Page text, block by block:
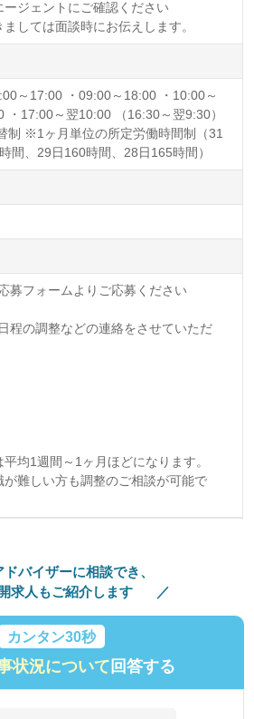
ジェントにご確認ください
しては面談時にお伝えします。
～17:00 ・09:00～18:00 ・10:00～
・17:00～翌10:00 （16:30～翌9:30）
制 ※1ヶ月単位の所定労働時間制（31
間、29日160時間、28日165時間）
募フォームよりご応募ください
程の調整などの連絡をさせていただ
均1週間～1ヶ月ほどになります。
難しい方も調整のご相談が可能で
バイザーに相談でき、
求人もご紹介します
カンタン30秒
状況について回答する